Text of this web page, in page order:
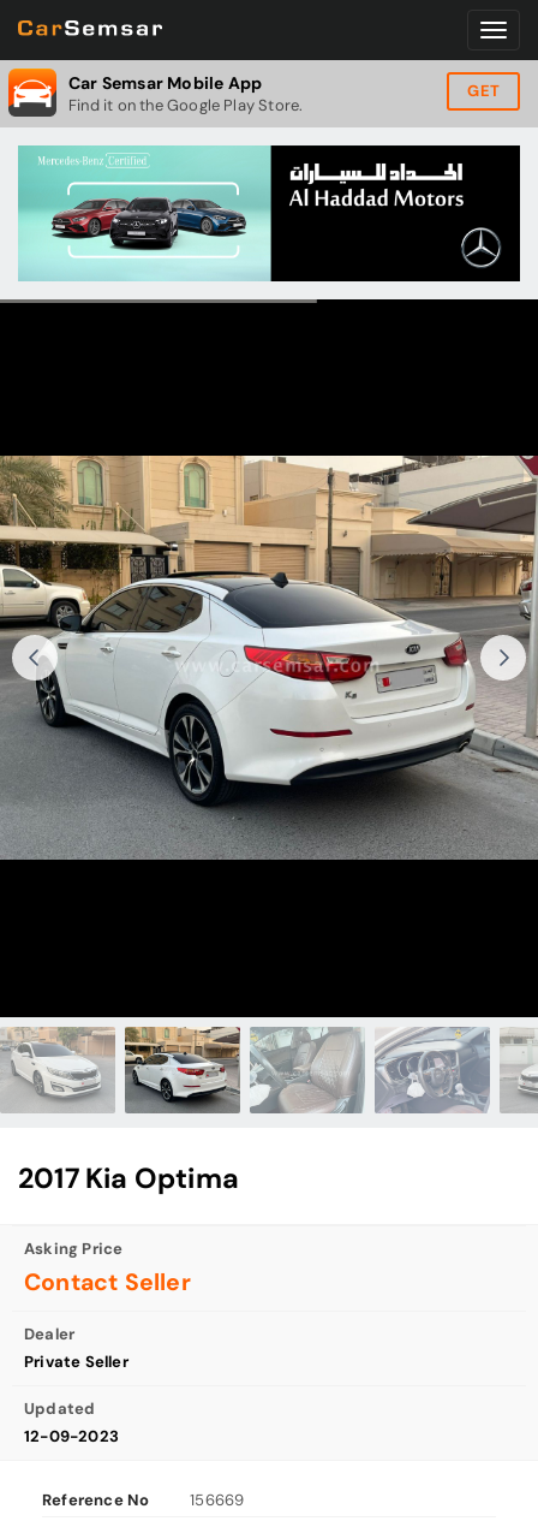
Car Semsar Mobile App
Find it on the Google Play Store.
GET
2017 Kia Optima
Asking Price
Contact Seller
Dealer
Private Seller
Updated
12-09-2023
Reference No
156669